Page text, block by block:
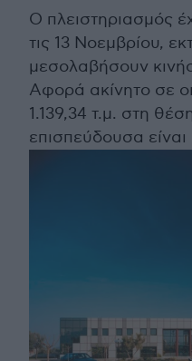
Ο πλειστηριασμός
τις 13 Νοεμβρίου,
μεσολαβήσουν
Αφορά ακίνητο σε
1.139,34 τ.μ. στη
επισπεύδουσα